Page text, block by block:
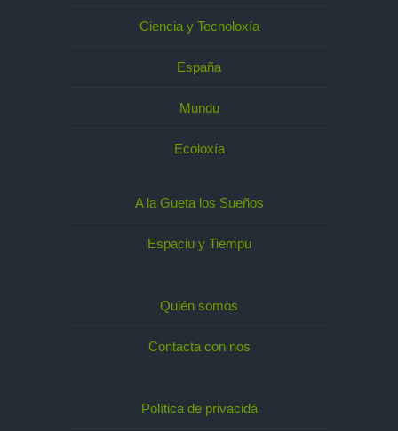
Ciencia y Tecnoloxía
España
Mundu
Ecoloxía
A la Gueta los Sueños
Espaciu y Tiempu
Quién somos
Contacta con nos
Política de privacidá